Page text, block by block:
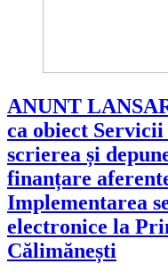
ANUNT
ca obiect
scrierea și
finanțare
Implementarea
electronice la
Călimănești